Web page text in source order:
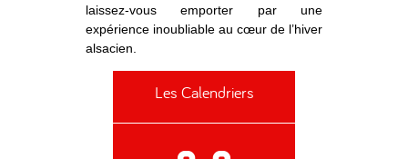
laissez-vous emporter par une
expérience inoubliable au cœur de l’hiver
alsacien.
Les Calendriers